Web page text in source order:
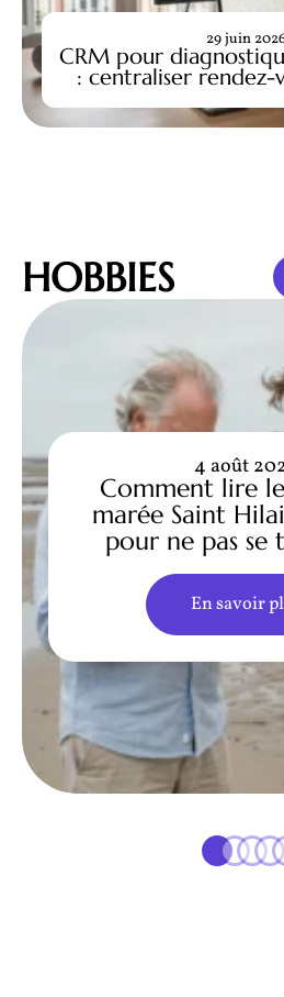
CRM pour
: centraliser rendez-
29 juin
HOBBIES
Comment lire
marée Saint
pour ne pas se
4 août
En savoir